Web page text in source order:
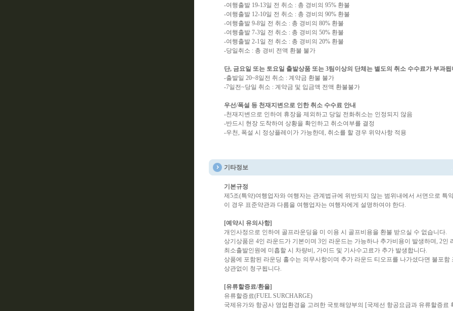
-여행출발 19-13일 전 취소 : 총 경비의 95% 환불
-여행출발 12-10일 전 취소 : 총 경비의 90% 환불
-여행출발 9-8일 전 취소 : 총 경비의 80% 환불
-여행출발 7-3일 전 취소 : 총 경비의 50% 환불
-여행출발 2-1일 전 취소 : 총 경비의 20% 환불
-당일취소 : 총 경비 전액 환불 불가
단, 금요일 또는 토요일 출발상품 또는 3팀이상의 단체는 별도의 취소 수수료가 부과됩
-출발일 20~8일전 취소 : 계약금 환불 불가
-7일전~당일 취소 : 계약금 및 입금액 전액 환불불가
우선/폭설 등 천재지변으로 인한 취소 수수료 안내
-천재지변으로 인하여 휴장을 제외하고 당일 전화취소는 인정되지 않음
-반드시 현장 도착하여 상황을 확인하고 취소여부를 결정
-우천, 폭설 시 정상플레이가 가능한데, 취소를 할 경우 위약사항 적용
기타정보
기본규정
제5조(특약)여행업자와 여행자는 관계법규에 위반되지 않는 범위내에서 서면으로 특
이 경우 표준약관과 다름을 여행업자는 여행자에게 설명하여야 한다.
[예약시 유의사항]
개인사정으로 인하여 골프라운딩을 미 이용 시 골프비용을 환불 받으실 수 없습니다.
상기상품은 4인 라운드가 기본이며 3인 라운드는 가능하나 추가비용이 발생하며, 2인
최소출발인원에 미흡할 시 차량비, 가이드 및 기사수고료가 추가 발생합니다.
상품에 포함된 라운딩 홀수는 의무사항이며 추가 라운드 티오프를 나가셨다면 불포
상관없이 청구됩니다.
[유류할증료/환율]
유류할증료(FUEL SURCHARGE)
국제유가와 항공사 영업환경을 고려한 국토해양부의 [국제선 항공요금과 유류할증료